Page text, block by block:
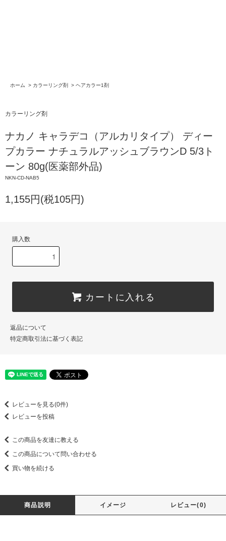
ホーム > カラーリング剤 > ヘアカラー1剤
カラーリング剤
ナカノ キャラデコ（アルカリタイプ） ディー
プカラー ナチュラルアッシュブラウンD 5/3ト
ーン 80g(医薬部外品)
NKN-CD-NAB5
1,155円(税105円)
購入数
カートに入れる
返品について
特定商取引法に基づく表記
レビューを見る(0件)
レビューを投稿
この商品を友達に教える
この商品について問い合わせる
買い物を続ける
商品説明 イメージ レビュー(0)